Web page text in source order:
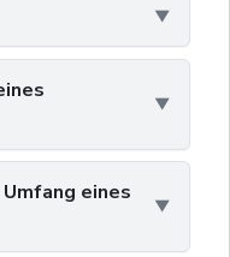
eines